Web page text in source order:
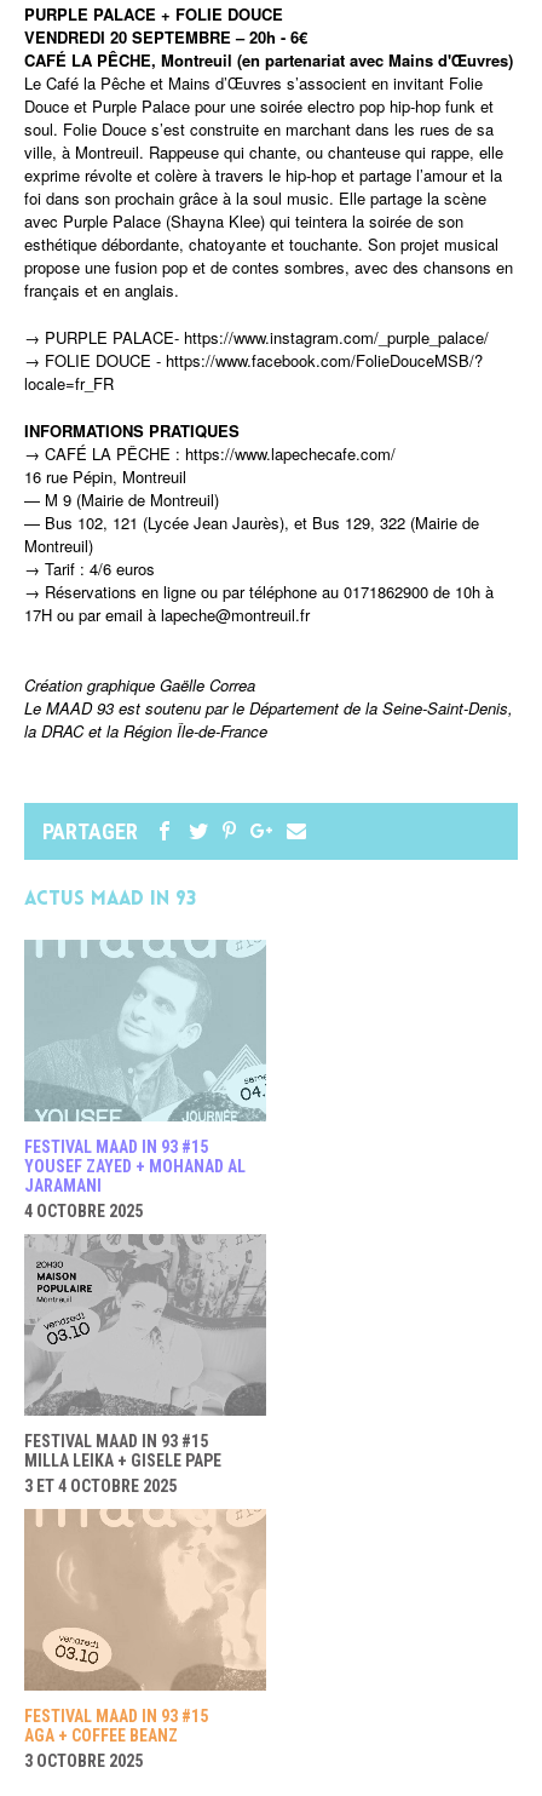
PURPLE PALACE + FOLIE DOUCE
VENDREDI 20 SEPTEMBRE – 20h - 6€
CAFÉ LA PÊCHE, Montreuil (en partenariat avec Mains d'Œuvres)
Le Café la Pêche et Mains d’Œuvres s’associent en invitant Folie
Douce et Purple Palace pour une soirée electro pop hip-hop funk et
soul. Folie Douce s’est construite en marchant dans les rues de sa
ville, à Montreuil. Rappeuse qui chante, ou chanteuse qui rappe, elle
exprime révolte et colère à travers le hip-hop et partage l’amour et la
foi dans son prochain grâce à la soul music. Elle partage la scène
avec Purple Palace (Shayna Klee) qui teintera la soirée de son
esthétique débordante, chatoyante et touchante. Son projet musical
propose une fusion pop et de contes sombres, avec des chansons en
français et en anglais.
→ PURPLE PALACE- https://www.instagram.com/_purple_palace/
→ FOLIE DOUCE - https://www.facebook.com/FolieDouceMSB/?
locale=fr_FR
INFORMATIONS PRATIQUES
→ CAFÉ LA PÊCHE : https://www.lapechecafe.com/
16 rue Pépin, Montreuil
— M 9 (Mairie de Montreuil)
— Bus 102, 121 (Lycée Jean Jaurès), et Bus 129, 322 (Mairie de
Montreuil)
→ Tarif : 4/6 euros
→ Réservations en ligne ou par téléphone au 0171862900 de 10h à
17H ou par email à lapeche@montreuil.fr
Création graphique Gaëlle Correa
Le MAAD 93 est soutenu par le Département de la Seine-Saint-Denis,
la DRAC et la Région Île-de-France
PARTAGER
Actus MAAD in 93
FESTIVAL MAAD IN 93 #15
YOUSEF ZAYED + MOHANAD AL
JARAMANI
4 OCTOBRE 2025
FESTIVAL MAAD IN 93 #15
MILLA LEIKA + GISELE PAPE
3 ET 4 OCTOBRE 2025
FESTIVAL MAAD IN 93 #15
AGA + COFFEE BEANZ
3 OCTOBRE 2025